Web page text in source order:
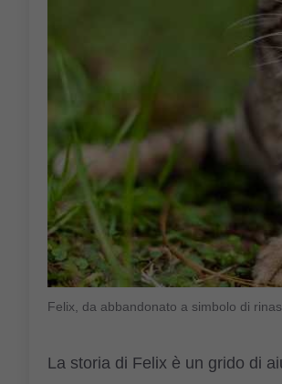
Felix, da abbandonato a simbolo di
La storia di Felix è un grido di